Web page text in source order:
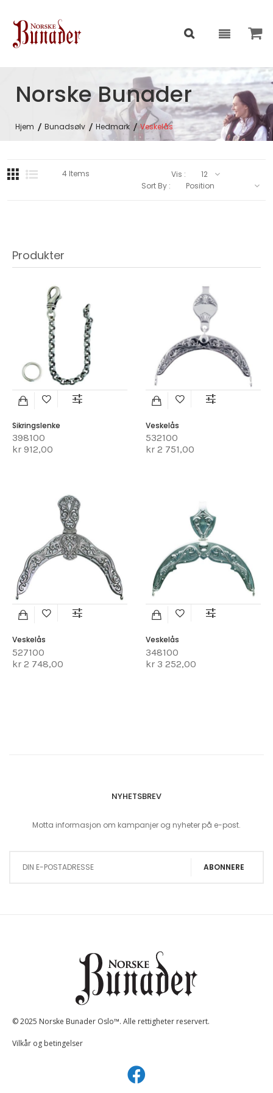
Norske Bunader
Hjem Bunadsølv Hedmark Veskelås
Produkter
Sikringslenke
398100
kr 912,00
Veskelås
532100
kr 2 751,00
Veskelås
527100
kr 2 748,00
Veskelås
348100
kr 3 252,00
4Items
Vis :
Sort By :
NYHETSBREV
Motta informasjon om kampanjer og nyheter på e-post.
ABONNERE
© 2025 Norske Bunader Oslo™. Alle rettigheter reservert.
Vilkår og betingelser